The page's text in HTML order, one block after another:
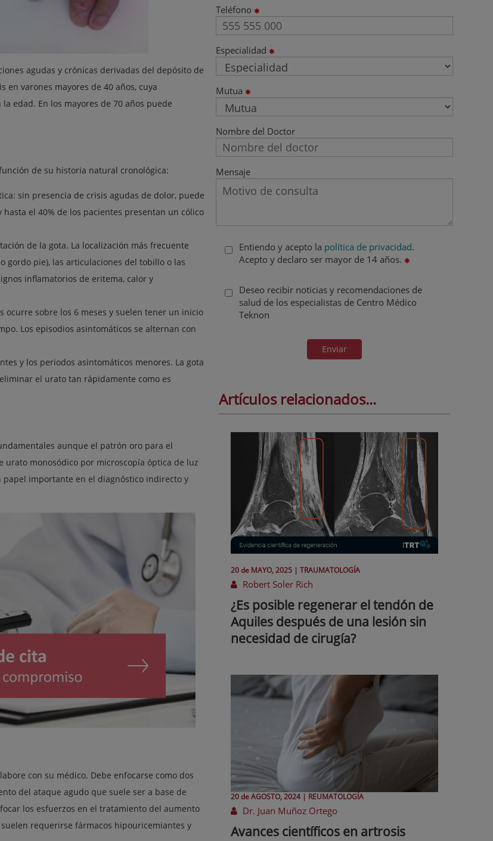
agudas y crónicas derivadas del depósito de
en varones mayores de 40 años, cuya
edad. En los mayores de 70 años puede
de su historia natural cronológica:
sin presencia de crisis agudas de dolor, puede
el 40% de los pacientes presentan un cólico
de la gota. La localización más frecuente
gordo pie), las articulaciones del tobillo o las
inflamatorios de eritema, calor y
ocurre sobre los 6 meses y suelen tener un inicio
Los episodios asintomáticos se alternan con
y los periodos asintomáticos menores. La gota
el urato tan rápidamente como es
aunque el patrón oro para el
urato monosódico por microscopía óptica de luz
importante en el diagnóstico indirecto y
con su médico. Debe enfocarse como dos
del ataque agudo que suele ser a base de
los esfuerzos en el tratamiento del aumento
requerirse fármacos hipouricemiantes y
Teléfono
Especialidad
Mutua
Nombre del Doctor
Mensaje
Entiendo y acepto la política de privacidad.
Acepto y declaro ser mayor de 14 años.
Deseo recibir noticias y recomendaciones de
salud de los especialistas de Centro Médico
Teknon
Enviar
Artículos relacionados...
20 de MAYO, 2025 | TRAUMATOLOGÍA
Robert Soler Rich
¿Es posible regenerar el tendón de
Aquiles después de una lesión sin
necesidad de cirugía?
20 deAGOSTO, 2024 | REUMATOLOGÍA
Dr. Juan Muñoz Ortego
Avances científicos en artrosis